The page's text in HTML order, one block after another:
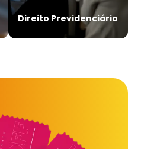
Direito Previdenciário